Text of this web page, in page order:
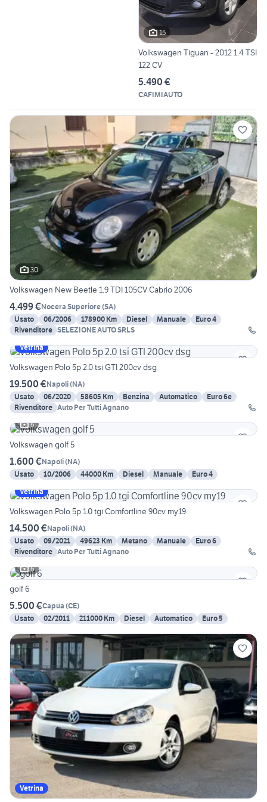
15
Volkswagen Tiguan - 2012 1.4 TSI
122 CV
5.490 €
CAFIMIAUTO
30
Volkswagen New Beetle 1.9 TDI 105CV Cabrio 2006
4.499 €Nocera Superiore(SA)
Usato
06/2006 178900 Km Diesel Manuale
Euro 4
Rivenditore SELEZIONE AUTO SRLS
Vetrina
Volkswagen Polo 5p 2.0 tsi GTI 200cv dsg
19.500 €Napoli(NA)
Usato
06/2020 58605 Km Benzina Automatico
Euro 6e
Rivenditore Auto Per Tutti Agnano
6
Volkswagen golf 5
1.600 €Napoli(NA)
Usato
10/2006 44000 Km Diesel Manuale
Euro 4
Vetrina
Volkswagen Polo 5p 1.0 tgi Comfortline 90cv my19
14.500 €Napoli(NA)
Usato
09/2021 49623 Km Metano Manuale
Euro 6
Rivenditore Auto Per Tutti Agnano
6
golf 6
5.500 €Capua (CE)
Usato
02/2011 211000 Km Diesel Automatico Euro 5
Vetrina